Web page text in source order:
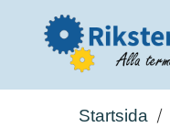
Startsida